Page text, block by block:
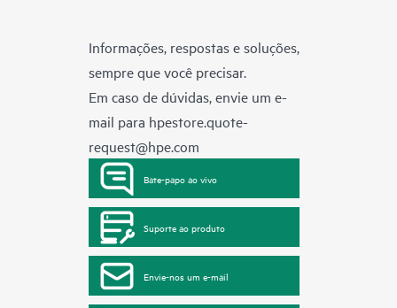
Informações, respostas e soluções,
sempre que você precisar.
Em caso de dúvidas, envie um e-
mail para hpestore.quote-
request@hpe.com
Bate-papo ao vivo
Suporte ao produto
Envie-nos um e-mail